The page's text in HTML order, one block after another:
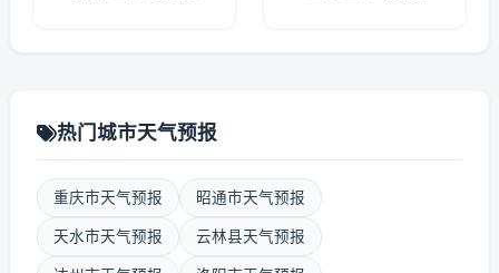
热门城市天气预报
重庆市天气预报 昭通市天气预报
天水市天气预报 云林县天气预报